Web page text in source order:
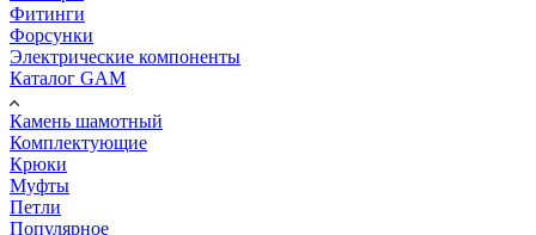
Фитинги
Форсунки
Электрические компоненты
Каталог GAM
Камень шамотный
Комплектующие
Крюки
Муфты
Петли
Популярное